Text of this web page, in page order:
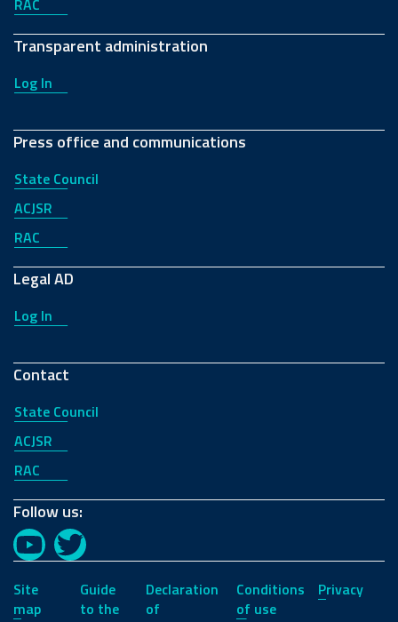
RAC
Transparent administration
Log In
Press office and communications
State Council
ACJSR
RAC
Legal AD
Log In
Contact
State Council
ACJSR
RAC
Follow us:
YouTubeTwitter
Site
map
Guide
to the
Declaration
of
Conditions
of use
Privacy